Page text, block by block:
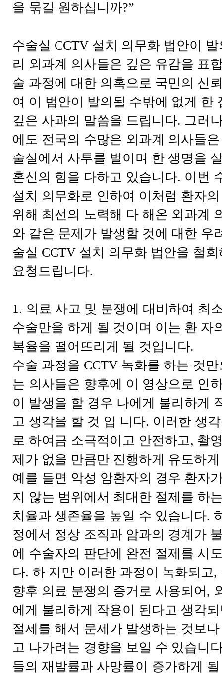
을 묶길 원하십니까?”
수술실 CCTV 설치 의무화 법안이
리 외과계 의사들은 깊은 유감을 표
술 과정에 대한 의혹으로 국민의 신
여 이 법안이 발의될 수밖에 없게 한
깊은 사과의 말씀을 드립니다. 그러
에도 전국의 수많은 외과계 의사들
술실에서 사투를 벌이며 한 생명을
혼신의 힘을 다하고 있습니다. 이번
설치 의무화로 인하여 이처럼 환자
위해 최선의 노력해 다 해온 외과계
와 같은 문제가 발생할 것에 대한 우
술실 CCTV 설치 의무화 법안을 철
요청드립니다.
1. 의료 사고 및 분쟁에 대비하여 최
수술만을 하게 될 것이며 이는 환 자
복율을 떨어뜨리게 될 것입니다.
수술 과정을 CCTV 녹화를 하는 것
는 의사들은 향후에 이 영상으로 인
이 발생을 할 경우 나에게 불리하게
고 생각을 할 것 입 니다. 이러한 생
로 하여금 소극적이고 안전하고, 촬
제가 없을 만큼만 진행하게 유도하
예를 들면 악성 암환자의 경우 환자
지 않는 범위에서 최대한 절제를 하
치율과 생존율을 높일 수 있습니다.
정에서 정상 조직과 암과의 경계가
에 수술자의 판단에 완전 절제를 시
다. 하 지만 이러한 과정이 녹화되고,
향후 의료 분쟁의 증거로 사용되어,
에게 불리하게 작용이 된다고 생각
절제를 해서 문제가 발생하는 것보
고 나가려는 경향을 보일 수 있습니
들의 재발률과 사망률이 증가하게